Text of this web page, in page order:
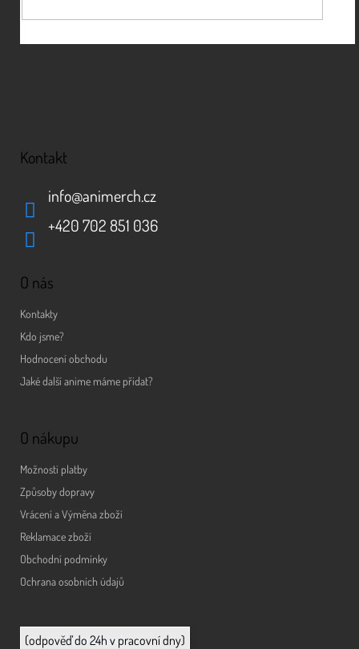
Kontakt
info@animerch.cz
+420 702 851 036
O nás
Kontakty
Kdo jsme?
Hodnocení obchodu
Jaké další anime máme přidat?
O nákupu
Možnosti platby
Způsoby dopravy
Vrácení a Výměna zboží
Reklamace zboží
Obchodní podmínky
Ochrana osobních údajů
info@animerch.cz
(odpověď do 24h v pracovní dny)